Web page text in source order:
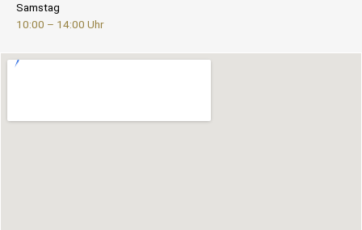
Samstag
10:00 – 14:00 Uhr